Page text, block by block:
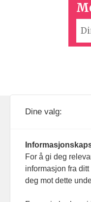
093
Dine valg:
For å gi deg
informasjon fra
deg mot dette